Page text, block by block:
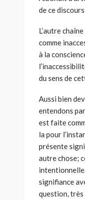
de ce
L’autre
comme
à la
du sens de
Aussi bien
entendons
est faite
la pour
présente
autre chose;
signifiance
question, très